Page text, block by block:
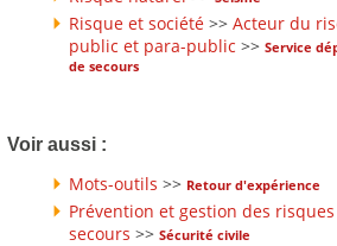
Risque et société >> Acteur du
public et para-public >> Service
de secours
Voir aussi :
Mots-outils >> Retour d'expérience
Prévention et gestion des risques
secours >> Sécurité civile